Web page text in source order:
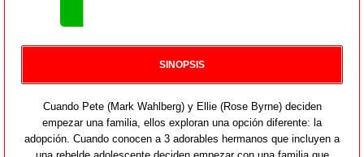
SINOPSIS
Cuando Pete (Mark Wahlberg) y Ellie (Rose Byrne) deciden
empezar una familia, ellos exploran una opción diferente: la
adopción. Cuando conocen a 3 adorables hermanos que incluyen a